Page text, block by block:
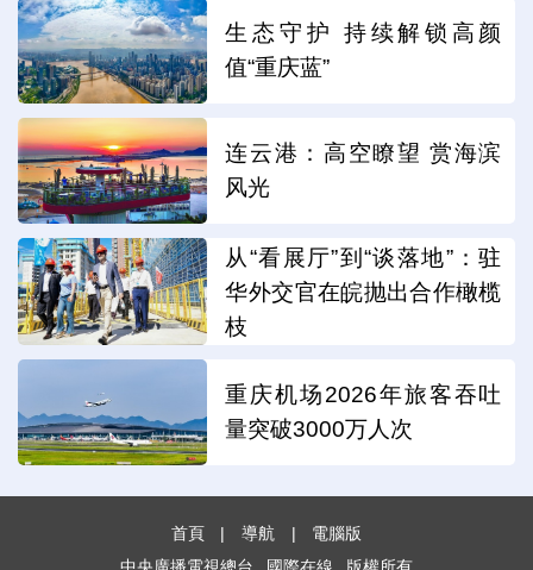
生态守护 持续解锁高颜
值“重庆蓝”
连云港：高空瞭望 赏海滨
风光
从“看展厅”到“谈落地”：驻
华外交官在皖抛出合作橄榄
枝
重庆机场2026年旅客吞吐
量突破3000万人次
首頁 | 導航 |
電腦版
中央廣播電視總台
國際在線 版權所有